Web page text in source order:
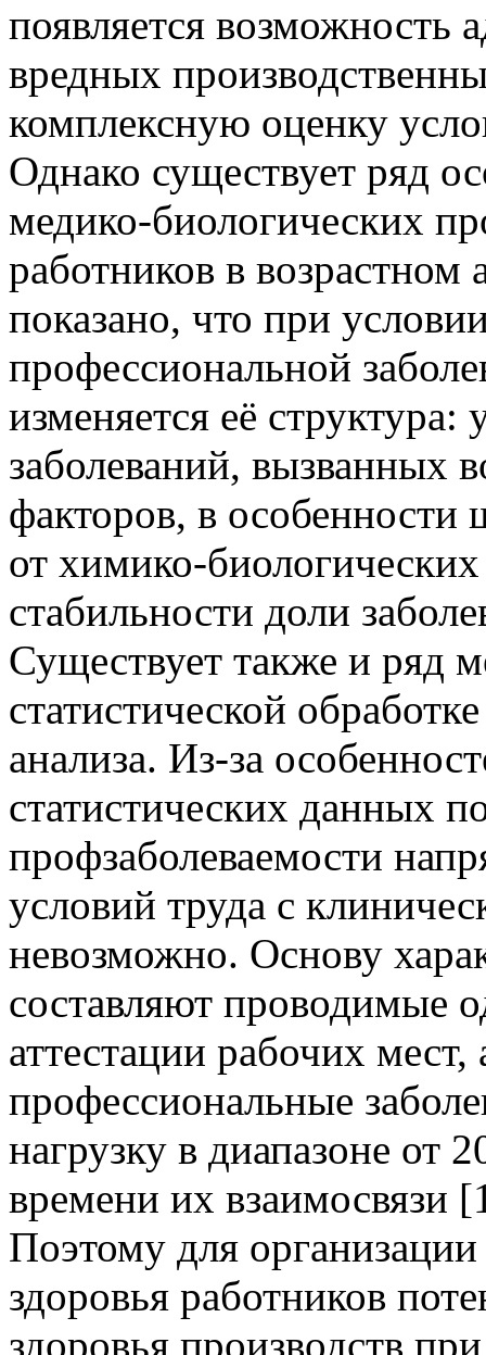
появляется возможность
вредных
комплексную оценку
Однако существует ряд
медико-биологических
работников в возрастном
показано, что при
профессиональной
изменяется её структура:
заболеваний, вызванных
факторов, в
от химико-
стабильности доли
Существует также и ряд
статистической
анализа. Из-за
статистических данных
профзаболеваемости
условий труда с
невозможно. Основу
составляют проводимые
аттестации рабочих
профессиональные
нагрузку в диапазоне от
времени их взаимосвязи
Поэтому для
здоровья работников
здоровья производств